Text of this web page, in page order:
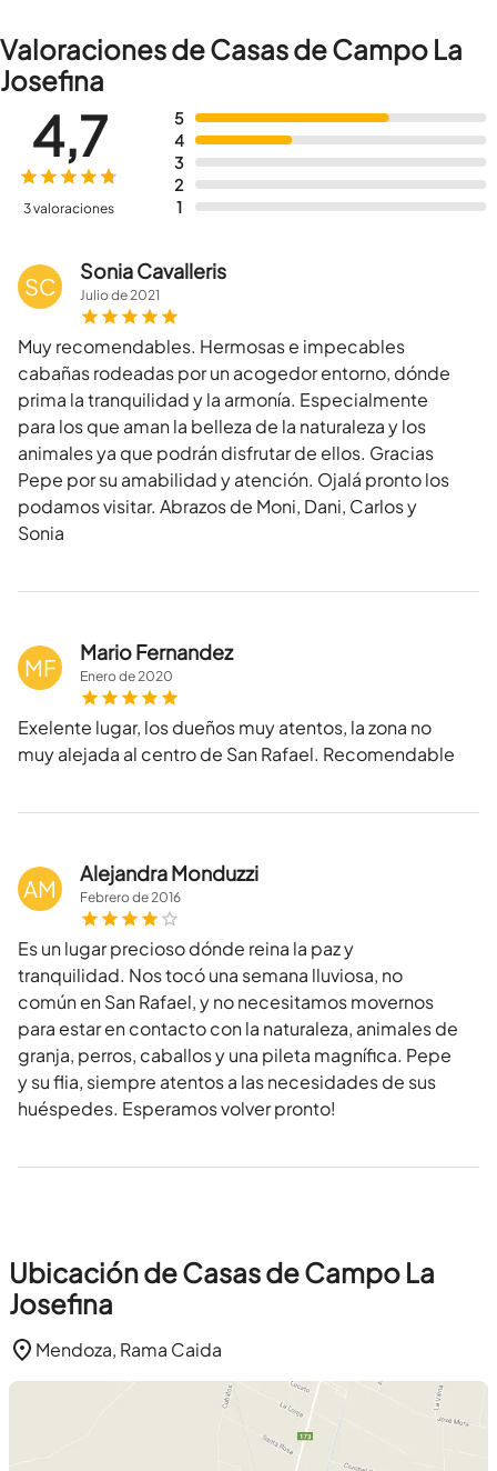
Valoraciones de Casas de Campo La
Josefina
5
4
3
2
1
4,7
3 valoraciones
SC
Sonia Cavalleris
Juliode2021
Muy recomendables. Hermosas e impecables
cabañas rodeadas por un acogedor entorno, dónde
prima la tranquilidad y la armonía. Especialmente
para los que aman la belleza de la naturaleza y los
animales ya que podrán disfrutar de ellos. Gracias
Pepe por su amabilidad y atención. Ojalá pronto los
podamos visitar. Abrazos de Moni, Dani, Carlos y
Sonia
MF
Mario Fernandez
Enerode2020
Exelente lugar, los dueños muy atentos, la zona no
muy alejada al centro de San Rafael. Recomendable
AM
Alejandra Monduzzi
Febrerode2016
Es un lugar precioso dónde reina la paz y
tranquilidad. Nos tocó una semana lluviosa, no
común en San Rafael, y no necesitamos movernos
para estar en contacto con la naturaleza, animales de
granja, perros, caballos y una pileta magnífica. Pepe
y su flia, siempre atentos a las necesidades de sus
huéspedes. Esperamos volver pronto!
Ubicación de Casas de Campo La
Josefina
Mendoza, Rama Caida